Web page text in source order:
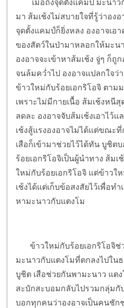
เมื่อถึงจุดตั้งแคมป์ มะนาวกั
มา ส้มเช้งไม่สบายใจที่รู้ว่าอง
จุดตั้งแคมป์ก็ยิ่งหลง องอาจเอา
ของสัตว์ในป่ามาหลอกให้มะน
องอาจจะเข้าหาส้มเช้ง จู่ๆ ก็ถู
จนล้มคว่ำไป องอาจแปลกใจว่
ข้าวใหม่กับร้อยเอกริโอจิ ตาม
เพราะไม่มีกายเนื้อ ส้มเช้งหนี
ลดละ องอาจจับส้มเช้งเอาไว้
เช้งสู้แรงองอาจไม่ได้แต่ขณะ
เสือก็เข้ามาช่วยไว้ได้ทัน บูชิต
ร้อยเอกริโอจิเป็นผู้นำทาง ส้ม
ใหม่กับร้อยเอกริโอจิ แต่ข้าวใ
เช้งได้แต่เก็บข้อสงสัยไว้เพื่อท
หามะนาวกับแตงโม
ข้าวใหม่กับร้อยเอกริโอจิช่
มะนาวกับแตงโมที่ตกลงไปใน
บูชิต เสือช่วยกันพามะนาว แต
สะบักสะบอมกลับไปรวมกลุ่ม
บอกทุกคนว่าองอาจเป็นคนชัก